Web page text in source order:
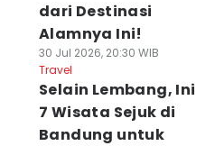
dari Destinasi
Alamnya Ini!
30 Jul 2026, 20:30 WIB
Travel
Selain Lembang, Ini
7 Wisata Sejuk di
Bandung untuk